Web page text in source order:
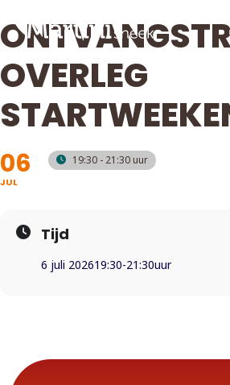
OVERLEG
06
JUL
19:30 - 21:30
Tijd
6 juli 202619:30-21:30